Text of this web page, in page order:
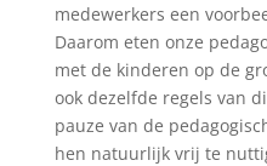
medewerkers een
Daarom eten onze
met de kinderen op de
ook dezelfde regels van
pauze van de
hen natuurlijk vrij te